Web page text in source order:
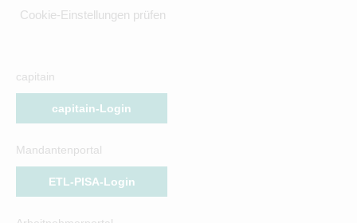
Cookie-Einstellungen prüfen
capitain
capitain-Login
Mandantenportal
ETL-PISA-Login